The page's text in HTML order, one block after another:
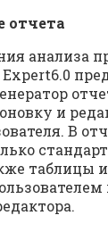
отчета
анализа
и
В
таблицы